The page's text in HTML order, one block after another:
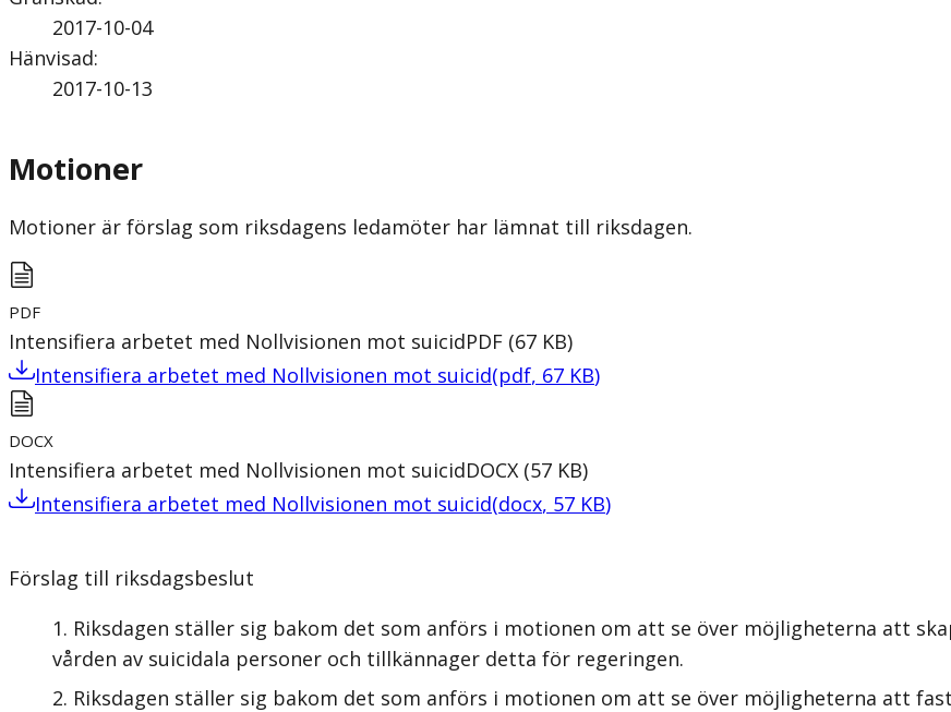
2017-10-04
Hänvisad:
2017-10-13
Motioner
Motioner är förslag som riksdagens ledamöter har lämnat till riksdagen.
PDF
Intensifiera arbetet med Nollvisionen mot suicidPDF (67 KB)
Intensifiera arbetet med Nollvisionen mot suicid(pdf, 67 KB)
DOCX
Intensifiera arbetet med Nollvisionen mot suicidDOCX (57 KB)
Intensifiera arbetet med Nollvisionen mot suicid(docx, 57 KB)
Förslag till riksdagsbeslut
Riksdagen ställer sig bakom det som anförs i motionen om att se över möjligheterna att
vården av suicidala personer och tillkännager detta för regeringen.
Riksdagen ställer sig bakom det som anförs i motionen om att se över möjligheterna att